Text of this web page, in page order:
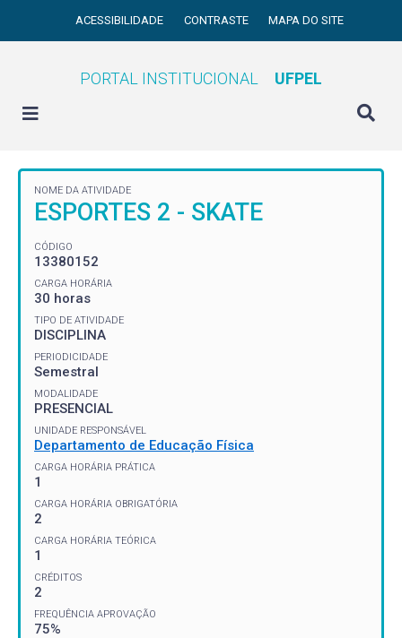
ACESSIBILIDADE CONTRASTE MAPA DO SITE
PORTAL INSTITUCIONAL UFPEL
NOME DA ATIVIDADE
ESPORTES 2 - SKATE
CÓDIGO
13380152
CARGA HORÁRIA
30 horas
TIPO DE ATIVIDADE
DISCIPLINA
PERIODICIDADE
Semestral
MODALIDADE
PRESENCIAL
UNIDADE RESPONSÁVEL
Departamento de Educação Física
CARGA HORÁRIA PRÁTICA
1
CARGA HORÁRIA OBRIGATÓRIA
2
CARGA HORÁRIA TEÓRICA
1
CRÉDITOS
2
FREQUÊNCIA APROVAÇÃO
75%